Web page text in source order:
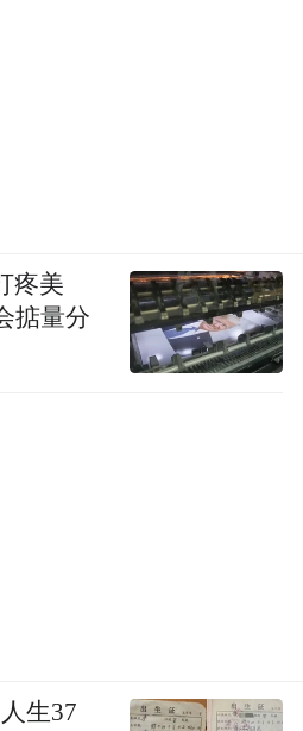
疼美
掂量分
生37